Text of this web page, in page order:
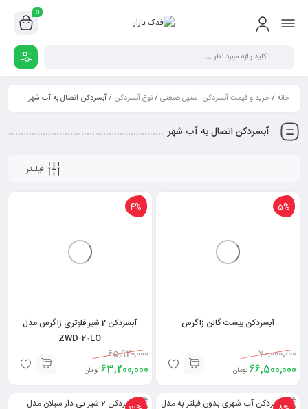
0
خانه/خرید و قیمت آبسردکن استیل صنعتی/نوع آبسردکن / آبسردکن اتصال به آب شهر
آبسردکن اتصال به آب شهر
فیلـتر
5%
آبسردکن بیست گالن زاگرس
70,000,000
66,500,000 تومان
4%
آبسردکن 2 شیر فلوتری زاگرس مدل
ZWD-20LO
65,920,000
63,200,000 تومان